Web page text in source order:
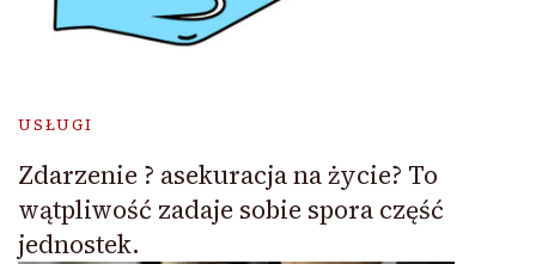
USŁUGI
Zdarzenie ? asekuracja na życie? To
wątpliwość zadaje sobie spora część
jednostek.